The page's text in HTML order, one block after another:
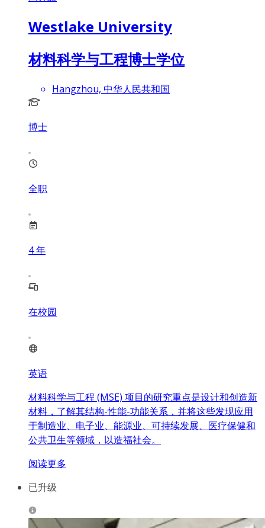
Westlake University
材料科学与工程博士学位
Hangzhou, 中华人民共和国
博士
全职
4年
在校园
英语
材料科学与工程 (MSE) 项目的研究重点是设计和创造新
材料，了解其结构-性能-功能关系，并将这些发现应用
于制造业、电子业、能源业、可持续发展、医疗保健和
公共卫生等领域，以造福社会。
阅读更多
已升级